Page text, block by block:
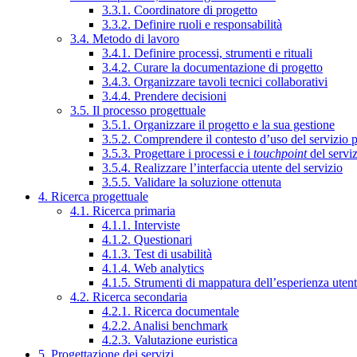
3.3.1. Coordinatore di progetto
3.3.2. Definire ruoli e responsabilità
3.4. Metodo di lavoro
3.4.1. Definire processi, strumenti e rituali
3.4.2. Curare la documentazione di progetto
3.4.3. Organizzare tavoli tecnici collaborativi
3.4.4. Prendere decisioni
3.5. Il processo progettuale
3.5.1. Organizzare il progetto e la sua gestione
3.5.2. Comprendere il contesto d’uso del servizio
3.5.3. Progettare i processi e i touchpointdel
3.5.4. Realizzare l’interfaccia utente del servizio
3.5.5. Validare la soluzione ottenuta
4. Ricerca progettuale
4.1. Ricerca primaria
4.1.1. Interviste
4.1.2. Questionari
4.1.3. Test di usabilità
4.1.4. Web analytics
4.1.5. Strumenti di mappatura dell’esperienza
4.2. Ricerca secondaria
4.2.1. Ricerca documentale
4.2.2. Analisi benchmark
4.2.3. Valutazione euristica
5. Progettazione dei servizi